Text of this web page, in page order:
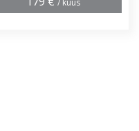
/ kuus